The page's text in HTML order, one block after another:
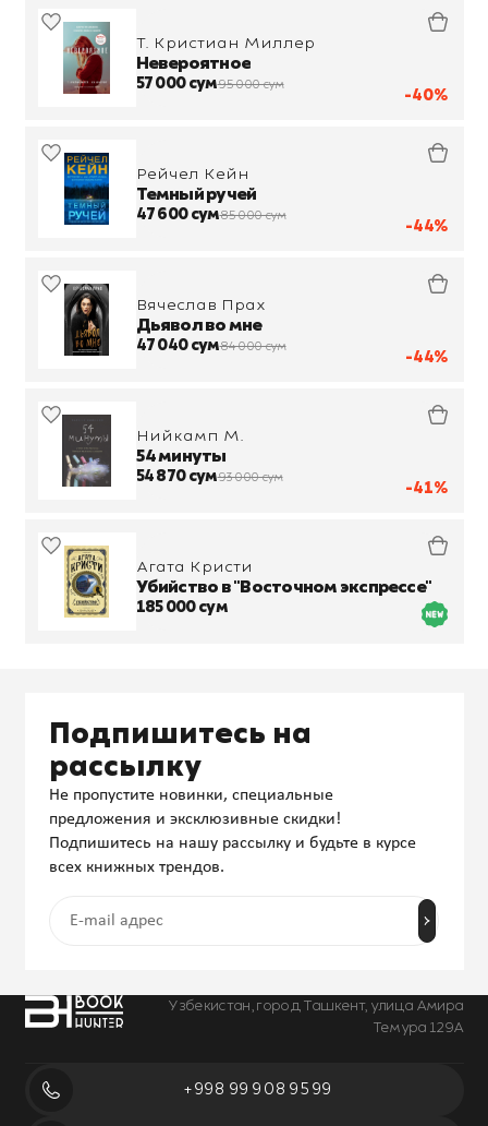
-40%
Т. Кристиан Миллер
Невероятное
57 000 сум95 000 сум
-44%
Рейчел Кейн
Темный ручей
47 600 сум85 000 сум
-44%
Вячеслав Прах
Дьявол во мне
47 040 сум84 000 сум
-41%
Нийкамп М.
54 минуты
54 870 сум93 000 сум
Агата Кристи
Убийство в "Восточном экспрессе"
185 000 сум
Узбекистан, город Ташкент, улица Амира
Темура 129А
+998 99 908 95 99
Подпишитесь на
рассылку
Не пропустите новинки, специальные
предложения и эксклюзивные скидки!
Подпишитесь на нашу рассылку и будьте в курсе
всех книжных трендов.